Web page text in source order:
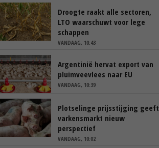
Droogte raakt alle sectoren,
LTO waarschuwt voor lege
schappen
VANDAAG, 10:43
Argentinië hervat export van
pluimveevlees naar EU
VANDAAG, 10:39
Plotselinge prijsstijging geeft
varkensmarkt nieuw
perspectief
VANDAAG, 10:02